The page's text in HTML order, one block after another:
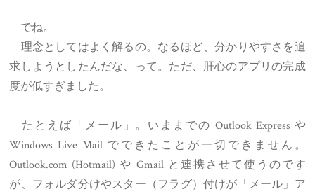
でね。
理念としてはよく解るの。なるほど、分かりやすさを追
求しようとしたんだな、って。ただ、肝心のアプリの完成
度が低すぎました。
たとえば「メール」。いままでの Outlook Express や
Windows Live Mail でできたことが一切できません。
Outlook.com (Hotmail) や Gmail と連携させて使うのです
が、フォルダ分けやスター（フラグ）付けが「メール」ア